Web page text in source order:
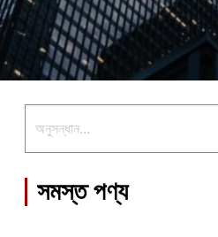
সমস্ত পণ্য